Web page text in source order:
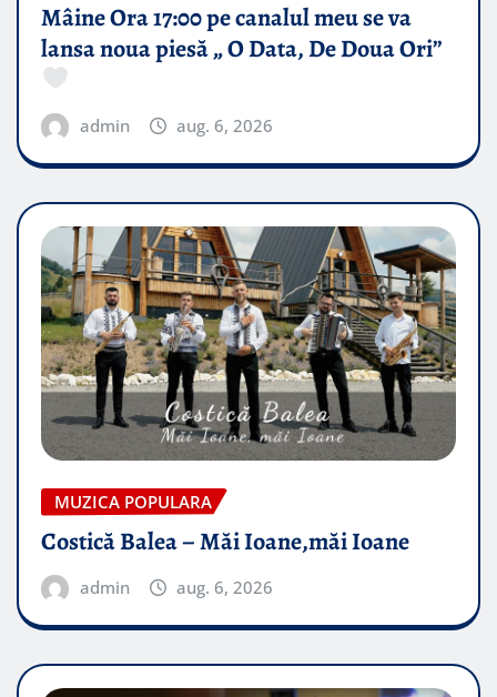
Mâine Ora 17:00 pe canalul meu se va
lansa noua piesă „ O Data, De Doua Ori”
admin aug. 6, 2026
MUZICA POPULARA
Costică Balea – Măi Ioane,măi Ioane
admin aug. 6, 2026